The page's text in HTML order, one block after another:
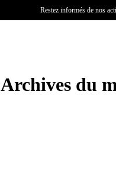
Archives du
Restez informés de nos